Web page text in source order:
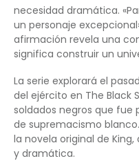
necesidad dramática.
un personaje
afirmación revela una
significa construir un
La serie explorará el
del ejército en The Black
soldados negros que fue
de supremacismo
la novela original de
y dramática.